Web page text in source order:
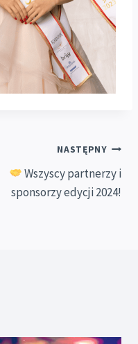
NASTĘPNY
Wszyscy partnerzy i
sponsorzy edycji 2024!